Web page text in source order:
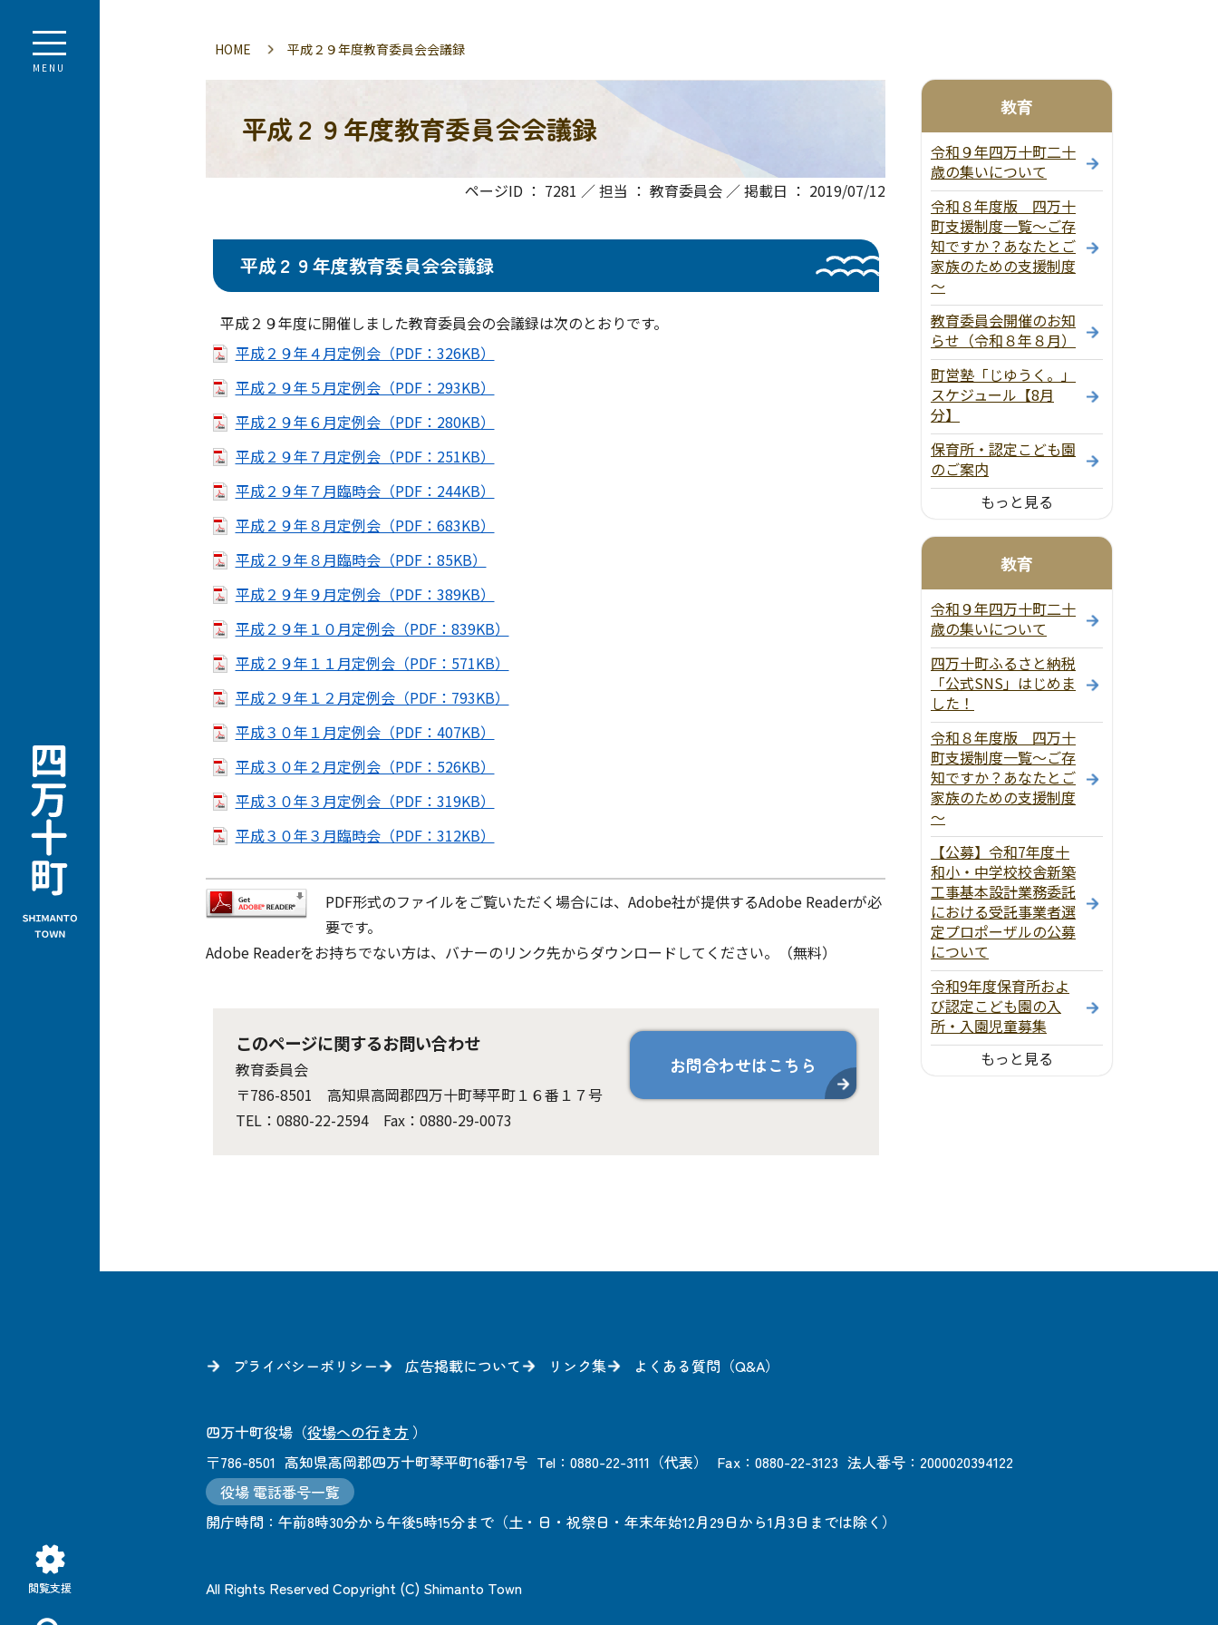
MENU
閲覧支援
HOME 平成２９年度教育委員会会議録
平成２９年度教育委員会会議録
ページID ： 7281 ／ 担当 ： 教育委員会 ／ 掲載日 ： 2019/07/12
平成２９年度教育委員会会議録
平成２９年度に開催しました教育委員会の会議録は次のとおりです。
平成２９年４月定例会（PDF：326KB）
平成２９年５月定例会（PDF：293KB）
平成２９年６月定例会（PDF：280KB）
平成２９年７月定例会（PDF：251KB）
平成２９年７月臨時会（PDF：244KB）
平成２９年８月定例会（PDF：683KB）
平成２９年８月臨時会（PDF：85KB）
平成２９年９月定例会（PDF：389KB）
平成２９年１０月定例会（PDF：839KB）
平成２９年１１月定例会（PDF：571KB）
平成２９年１２月定例会（PDF：793KB）
平成３０年１月定例会（PDF：407KB）
平成３０年２月定例会（PDF：526KB）
平成３０年３月定例会（PDF：319KB）
平成３０年３月臨時会（PDF：312KB）
PDF形式のファイルをご覧いただく場合には、Adobe社が提供するAdobe Readerが必
要です。
Adobe Readerをお持ちでない方は、バナーのリンク先からダウンロードしてください。（無料）
このページに関するお問い合わせ
教育委員会
〒786-8501 高知県高岡郡四万十町琴平町１６番１７号
TEL：0880-22-2594 Fax：0880-29-0073
お問合わせはこちら
教育
令和９年四万十町二十
歳の集いについて
令和８年度版 四万十
町支援制度一覧～ご存
知ですか？あなたとご
家族のための支援制度
～
教育委員会開催のお知
らせ（令和８年８月）
町営塾「じゆうく。」
スケジュール【8月
分】
保育所・認定こども園
のご案内
もっと見る
教育
令和９年四万十町二十
歳の集いについて
四万十町ふるさと納税
「公式SNS」はじめま
した！
令和８年度版 四万十
町支援制度一覧～ご存
知ですか？あなたとご
家族のための支援制度
～
【公募】令和7年度十
和小・中学校校舎新築
工事基本設計業務委託
における受託事業者選
定プロポーザルの公募
について
令和9年度保育所およ
び認定こども園の入
所・入園児童募集
もっと見る
プライバシーポリシー 広告掲載について リンク集 よくある質問（Q&A）
四万十町役場 （役場への行き方 ）
〒786-8501 高知県高岡郡四万十町琴平町16番17号 Tel：0880-22-3111（代表） Fax：0880-22-3123 法人番号：2000020394122
役場 電話番号一覧
開庁時間： 午前8時30分から午後5時15分まで （土・日・祝祭日・年末年始12月29日から1月3日までは除く）
All Rights Reserved Copyright (C) Shimanto Town